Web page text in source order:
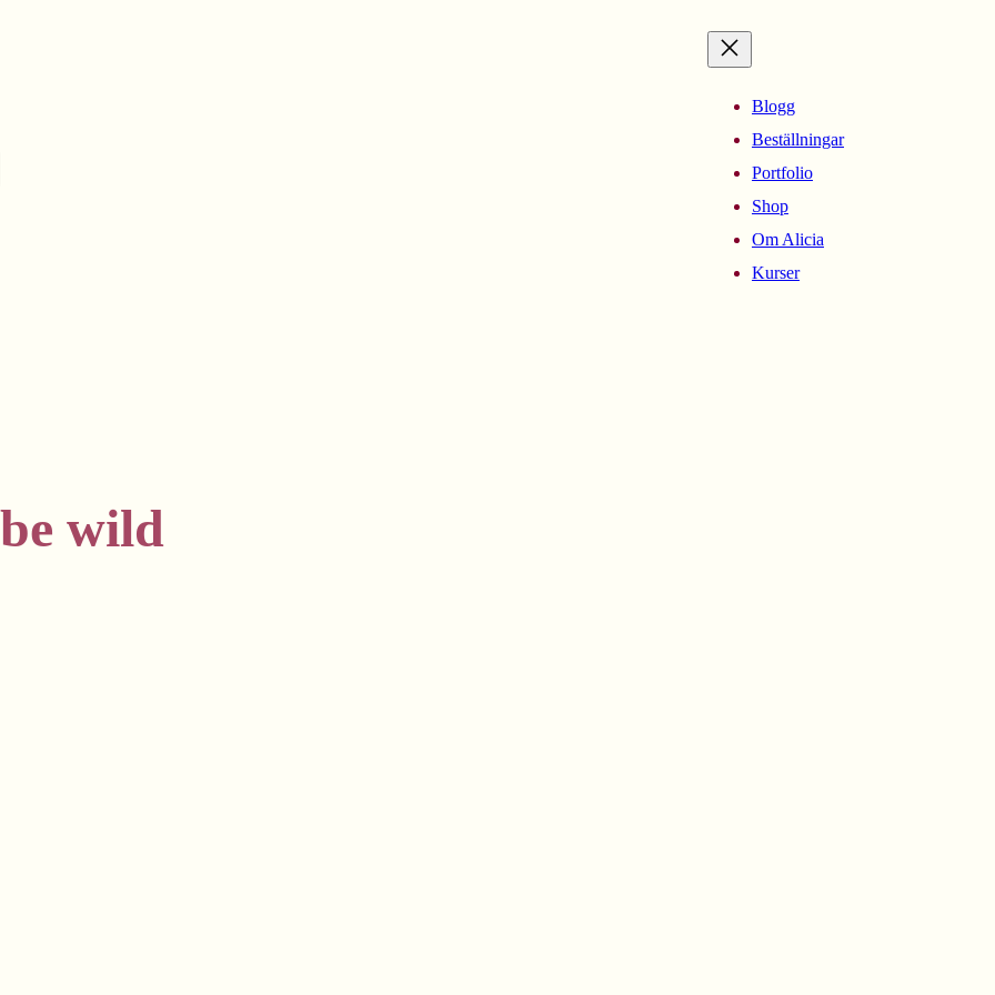
Blogg
Beställningar
Portfolio
Shop
Om Alicia
Kurser
wild